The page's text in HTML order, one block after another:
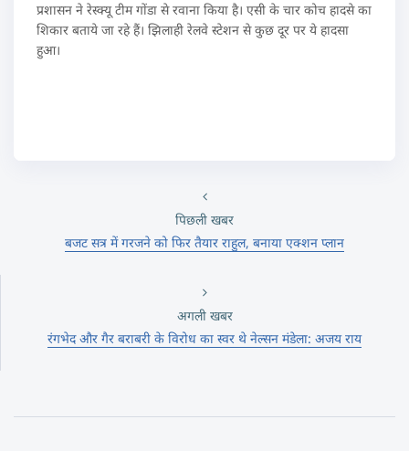
प्रशासन ने रेस्क्यू टीम गोंडा से रवाना किया है। एसी के चार कोच हादसे का
शिकार बताये जा रहे हैं। झिलाही रेलवे स्टेशन से कुछ दूर पर ये हादसा
हुआ।
पिछली खबर
बजट सत्र में गरजने को फिर तैयार राहुल, बनाया एक्शन प्लान
अगली खबर
रंगभेद और गैर बराबरी के विरोध का स्वर थे नेल्सन मंडेला: अजय राय